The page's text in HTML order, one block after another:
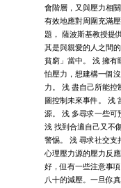
會階層，又與壓力相
有效地應對周圍充滿
題， 薩波斯基教授提
其是與親愛的人之間
貧窮」當中。 浅 擁有
怕壓力，想建構一個
力。 浅 盡自己所能控
圖控制未來事件。 浅
源。 浅 多尋求一些可
浅 找到合適自己又不
警惕。 浅 尋求社交支
心理壓力源的壓力反
好，但有一些注意事
八十的減壓。一旦你